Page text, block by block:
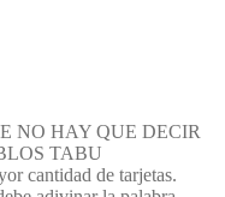
NO HAY QUE DECIR
TABU
cantidad de tarjetas.